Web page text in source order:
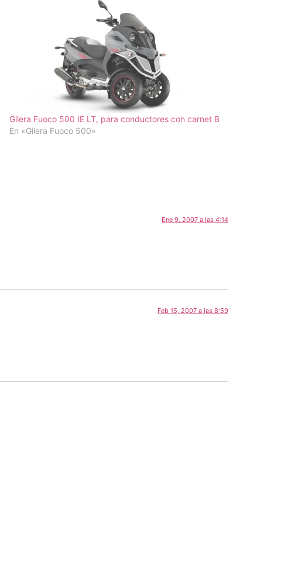
Gilera Fuoco 500 IE LT, para conductores con carnet B
En «Gilera Fuoco 500»
Ene 9, 2007 a las 4:14
Feb 15, 2007 a las 8:59